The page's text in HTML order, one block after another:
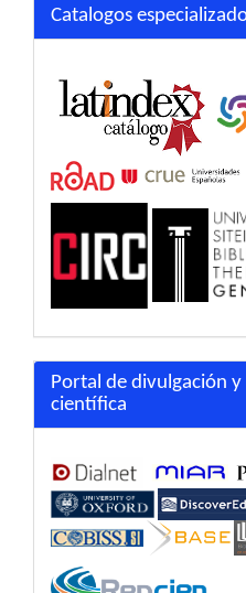
Catalogos
Portal de divulgación
científica